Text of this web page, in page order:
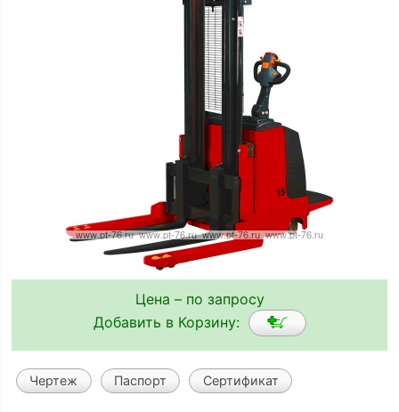
Цена – по запросу
Добавить в Корзину:
Чертеж Паспорт Сертификат